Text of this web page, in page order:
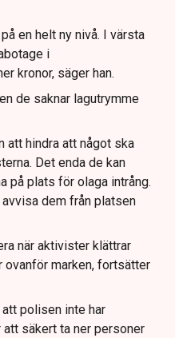
en helt ny nivå. I värsta
i
kronor, säger han.
de saknar lagutrymme
att hindra att något ska
Det enda de kan
på plats för olaga intrång.
dem från platsen
när aktivister klättrar
ovanför marken, fortsätter
polisen inte har
säkert ta ner personer